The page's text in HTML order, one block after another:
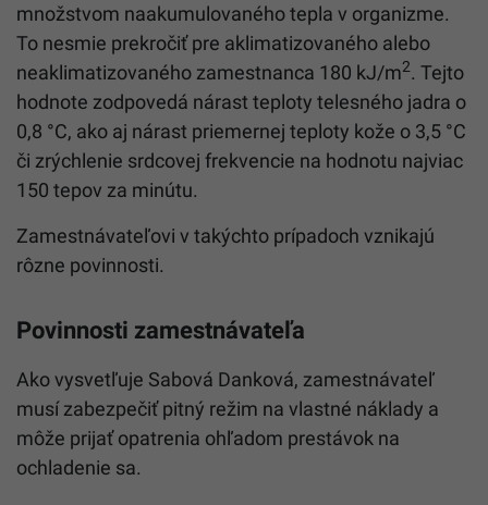
množstvom naakumulovaného tepla v organizme.
To nesmie prekročiť pre aklimatizovaného alebo
neaklimatizovaného zamestnanca 180 kJ/m2. Tejto
hodnote zodpovedá nárast teploty telesného jadra o
0,8 °C, ako aj nárast priemernej teploty kože o 3,5 °C
či zrýchlenie srdcovej frekvencie na hodnotu najviac
150 tepov za minútu.
Zamestnávateľovi v takýchto prípadoch vznikajú
rôzne povinnosti.
Povinnosti zamestnávateľa
Ako vysvetľuje Sabová Danková, zamestnávateľ
musí zabezpečiť pitný režim na vlastné náklady a
môže prijať opatrenia ohľadom prestávok na
ochladenie sa.